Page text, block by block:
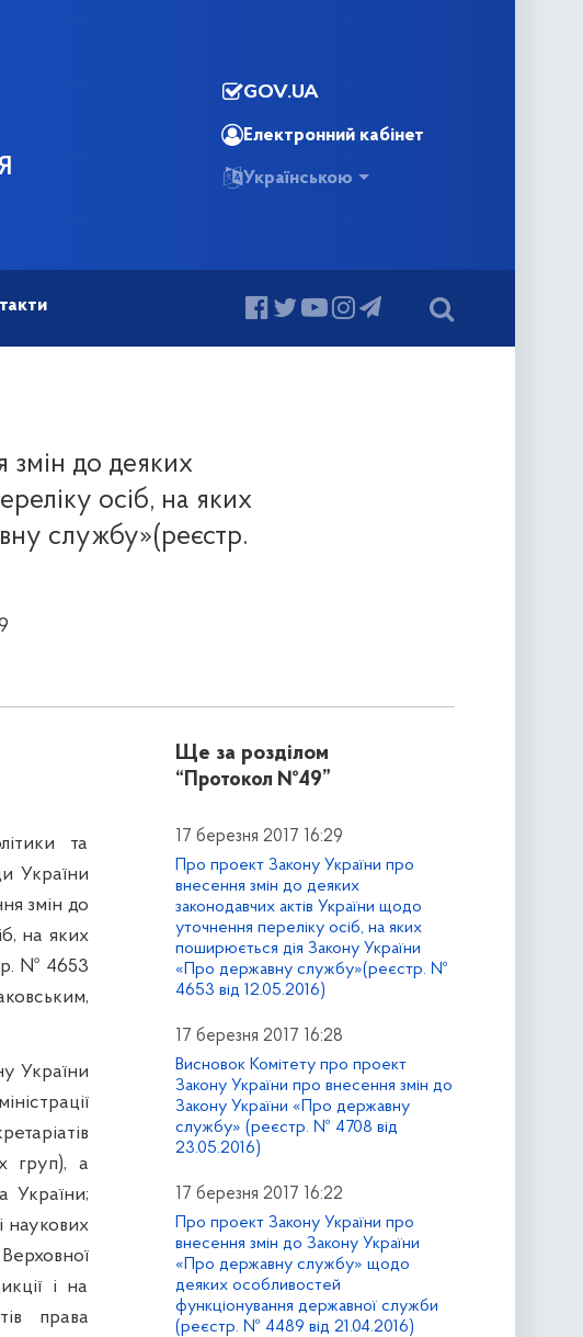
GOV.UA
Електронний кабінет
Українською
змін до деяких
осіб, на яких
службу»(реєстр.
та
України
змін до
на яких
№ 4653
України
груп), а
України;
наукових
і на
права
Ще за розділом
“Протокол №49”
17 березня 2017 16:29
Про проект Закону України про
внесення змін до деяких
законодавчих актів України щодо
уточнення переліку осіб, на яких
поширюється дія Закону України
«Про державну службу»(реєстр. №
4653 від 12.05.2016)
17 березня 2017 16:28
Висновок Комітету про проект
Закону України про внесення змін до
Закону України «Про державну
службу» (реєстр. № 4708 від
23.05.2016)
17 березня 2017 16:22
Про проект Закону України про
внесення змін до Закону України
«Про державну службу» щодо
деяких особливостей
функціонування державної служби
(реєстр. № 4489 від 21.04.2016)